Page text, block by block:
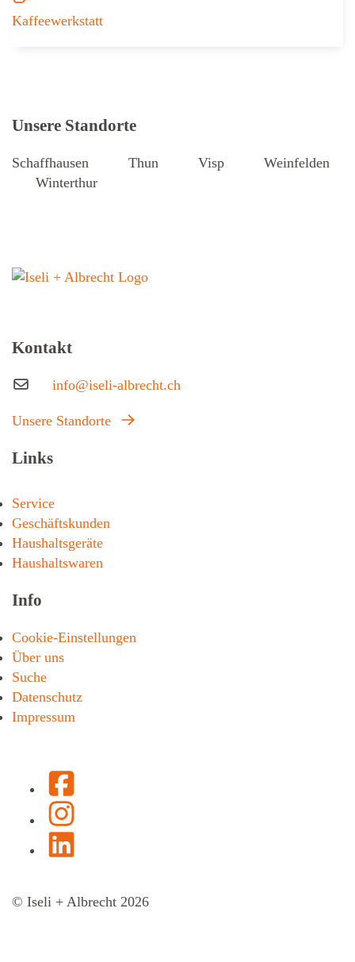
Kaffeewerkstatt
Unsere Standorte
Schaffhausen Thun Visp
Weinfelden
Winterthur
Kontakt
info@iseli-albrecht.ch
Unsere Standorte
Links
Service
Geschäftskunden
Haushaltsgeräte
Haushaltswaren
Info
Cookie-Einstellungen
Über uns
Suche
Datenschutz
Impressum
© Iseli + Albrecht 2026